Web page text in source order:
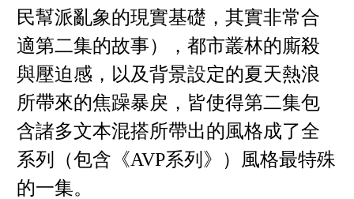
民幫派亂象的現實基礎，其實非常合
適第二集的故事），都市叢林的廝殺
與壓迫感，以及背景設定的夏天熱浪
所帶來的焦躁暴戾，皆使得第二集包
含諸多文本混搭所帶出的風格成了全
系列（包含《AVP系列》）風格最特殊
的一集。